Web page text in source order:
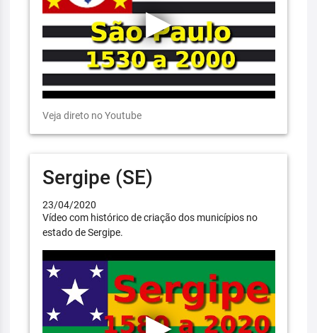
Veja direto no Youtube
Sergipe (SE)
23/04/2020
Vídeo com histórico de criação dos municípios no
estado de Sergipe.